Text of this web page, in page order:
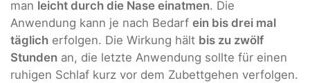
man leicht durch die Nase einatmen. Die
Anwendung kann je nach Bedarf ein bis drei mal
täglich erfolgen. Die Wirkung hält bis zu zwölf
Stunden an, die letzte Anwendung sollte für einen
ruhigen Schlaf kurz vor dem Zubettgehen verfolgen.